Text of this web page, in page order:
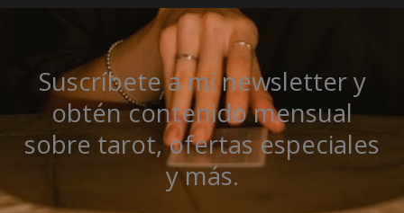
Suscríbete a mi newsletter y
obtén contenido mensual
sobre tarot, ofertas especiales
y más.